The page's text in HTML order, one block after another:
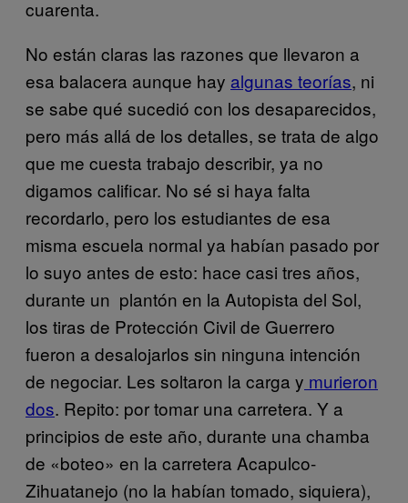
cuarenta.
No están claras las razones que llevaron a
esa balacera aunque hay algunas teorías, ni
se sabe qué sucedió con los desaparecidos,
pero más allá de los detalles, se trata de algo
que me cuesta trabajo describir, ya no
digamos calificar. No sé si haya falta
recordarlo, pero los estudiantes de esa
misma escuela normal ya habían pasado por
lo suyo antes de esto: hace casi tres años,
durante un plantón en la Autopista del Sol,
los tiras de Protección Civil de Guerrero
fueron a desalojarlos sin ninguna intención
de negociar. Les soltaron la carga y murieron
dos. Repito: por tomar una carretera. Y a
principios de este año, durante una chamba
de «boteo» en la carretera Acapulco-
Zihuatanejo (no la habían tomado, siquiera),